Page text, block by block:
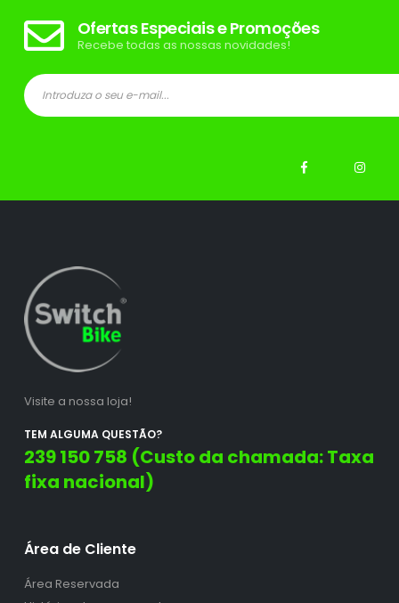
Ofertas Especiais e Promoções
Recebe todas as nossas novidades!
Visite a nossa loja!
TEM ALGUMA QUESTÃO?
239 150 758 (Custo da chamada: Taxa
fixa nacional)
Área de Cliente
Área Reservada